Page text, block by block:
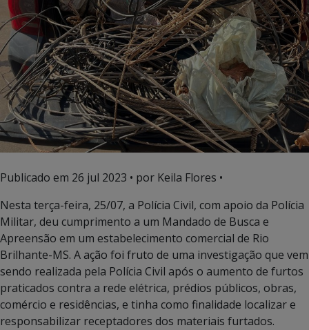
Publicado em 26 jul 2023 • por Keila Flores •
Nesta terça-feira, 25/07, a Polícia Civil, com apoio da Polícia
Militar, deu cumprimento a um Mandado de Busca e
Apreensão em um estabelecimento comercial de Rio
Brilhante-MS. A ação foi fruto de uma investigação que vem
sendo realizada pela Polícia Civil após o aumento de furtos
praticados contra a rede elétrica, prédios públicos, obras,
comércio e residências, e tinha como finalidade localizar e
responsabilizar receptadores dos materiais furtados.